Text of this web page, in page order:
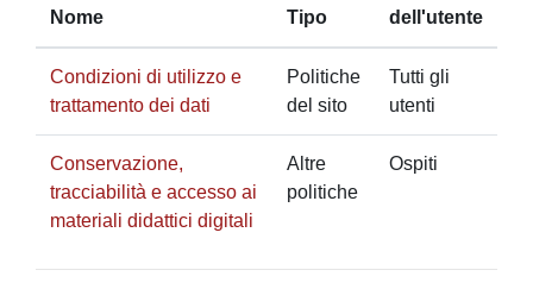
Nome Tipo
dell'utente
Condizioni di utilizzo e
trattamento dei dati
Politiche
del sito
Tutti gli
utenti
Conservazione,
tracciabilità e accesso ai
materiali didattici digitali
Altre
politiche
Ospiti